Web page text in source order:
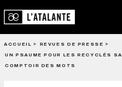
ACCUEIL
REVUES DE PRESSE
UN PSAUME POUR LES RECYCLÉS
COMPTOIR DES MOTS